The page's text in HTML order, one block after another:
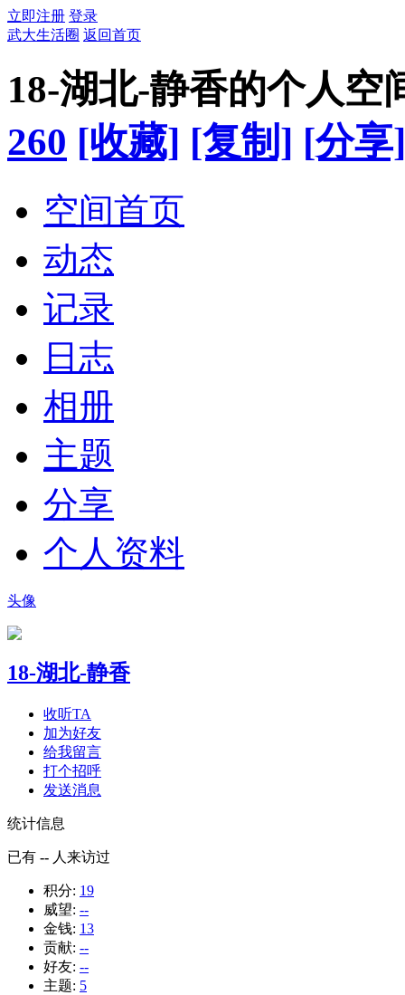
立即注册 登录
武大生活圈 返回首页
18-湖北-静香的个人空
260 [收藏] [复制] [分享]
空间首页
动态
记录
日志
相册
主题
分享
个人资料
头像
18-湖北-静香
收听TA
加为好友
给我留言
打个招呼
发送消息
统计信息
已有 -- 人来访过
积分: 19
威望: --
金钱: 13
贡献: --
好友: --
主题: 5